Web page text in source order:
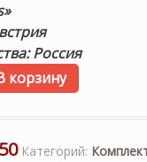
Россия
Постельное
корзину
Категорий: